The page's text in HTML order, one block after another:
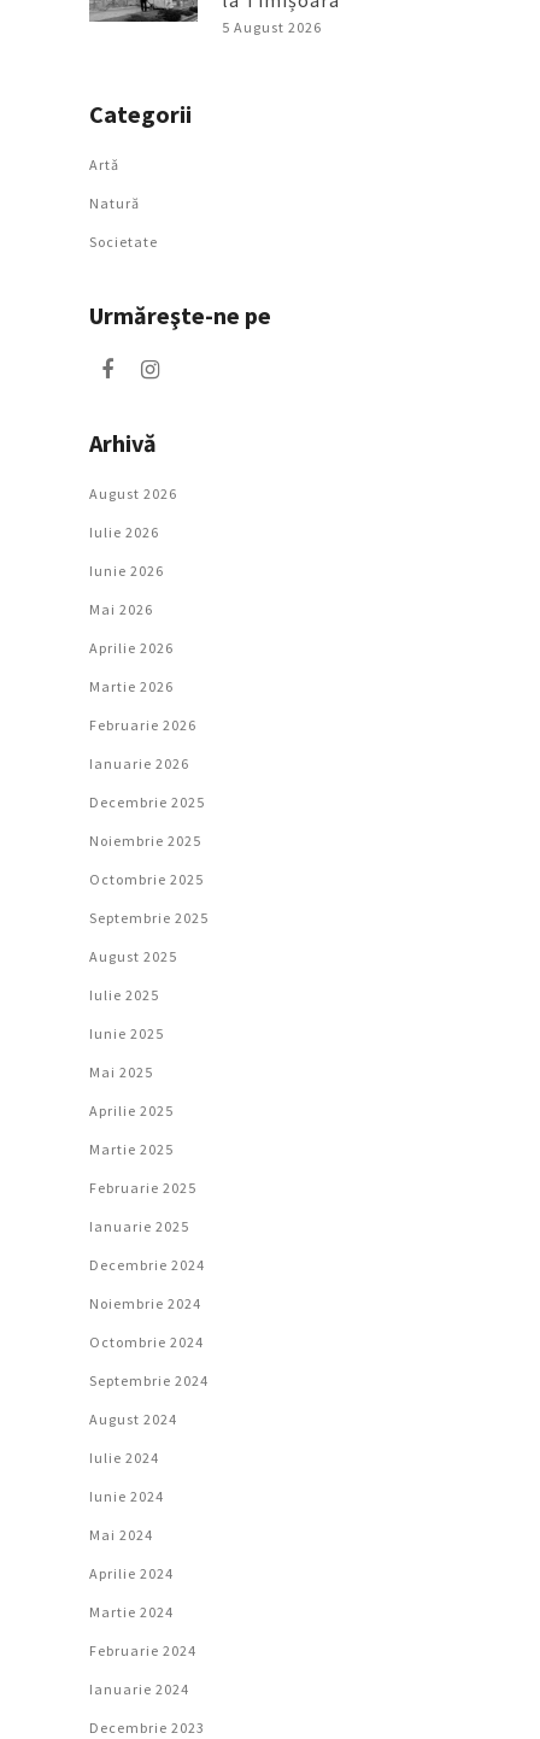
5 August 2026
Categorii
Artǎ
Natură
Societate
Urmăreşte-ne pe
Arhivă
August 2026
Iulie 2026
Iunie 2026
Mai 2026
Aprilie 2026
Martie 2026
Februarie 2026
Ianuarie 2026
Decembrie 2025
Noiembrie 2025
Octombrie 2025
Septembrie 2025
August 2025
Iulie 2025
Iunie 2025
Mai 2025
Aprilie 2025
Martie 2025
Februarie 2025
Ianuarie 2025
Decembrie 2024
Noiembrie 2024
Octombrie 2024
Septembrie 2024
August 2024
Iulie 2024
Iunie 2024
Mai 2024
Aprilie 2024
Martie 2024
Februarie 2024
Ianuarie 2024
Decembrie 2023